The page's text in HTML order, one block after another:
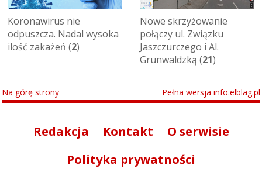
Koronawirus nie
odpuszcza. Nadal wysoka
ilość zakażeń (2)
Nowe skrzyżowanie
połączy ul. Związku
Jaszczurczego i Al.
Grunwaldzką (21)
Na górę strony Pełna wersja info.elblag.pl
Redakcja Kontakt
O serwisie
Polityka prywatności